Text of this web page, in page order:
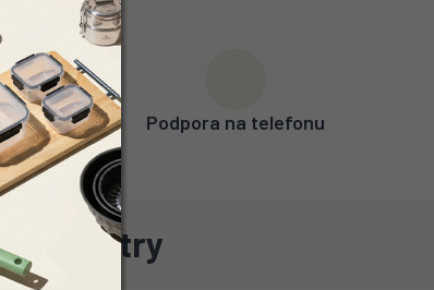
Podpora na telefonu
parametry